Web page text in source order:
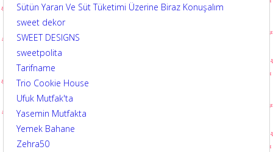
Sütün Yararı Ve Süt Tüketimi Üzerine Biraz Konuşalım
sweet dekor
SWEET DESIGNS
sweetpolita
Tarifname
Trio Cookie House
Ufuk Mutfak'ta
Yasemin Mutfakta
Yemek Bahane
Zehra50